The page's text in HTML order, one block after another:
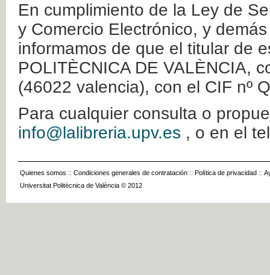
En cumplimiento de la Ley de
y Comercio Electrónico, y
informamos de que el titular de
POLITÈCNICA DE VALÈNCIA,
(46022 valencia), con el CIF nº
Para cualquier consulta o
info@lalibreria.upv.es , o en el
Quienes somos :: Condiciones generales de contratación :: Política de privacidad ::
Universitat Politècnica de València © 2012